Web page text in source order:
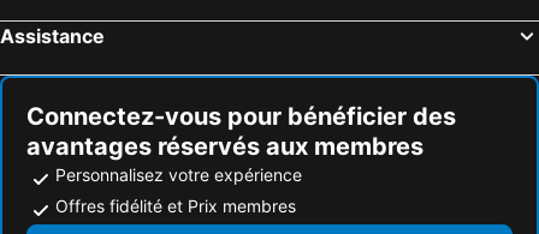
Assistance
Connectez-vous pour bénéficier des
avantages réservés aux membres
Personnalisez votre expérience
Offres fidélité et Prix membres